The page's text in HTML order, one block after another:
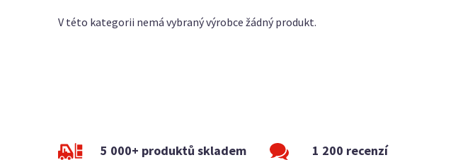
V této kategorii nemá vybraný výrobce žádný produkt.
5 000+ produktů skladem 1 200 recenzí